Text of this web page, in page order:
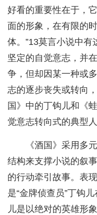
好看的重要性在于，
面的形象，在有限的
体。”13莫言小说中
坚定的自觉意志，并
争，但却因某一种或
志的逐步丧失或转向
国》中的丁钩儿和《
觉意志转向式的典型人
《酒国》采用多
结构来支撑小说的叙
的行动牵引故事。表
是“金牌侦查员”丁钩
儿是以绝对的英雄形